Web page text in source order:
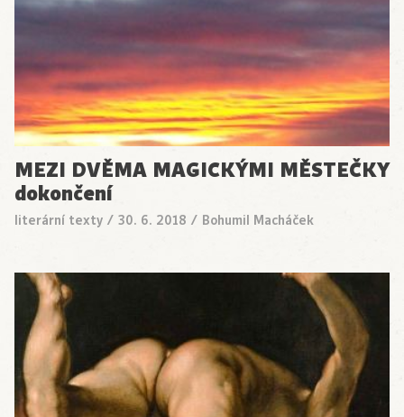
MEZI DVĚMA MAGICKÝMI MĚSTEČKY
dokončení
literární texty / 30. 6. 2018 / Bohumil Macháček